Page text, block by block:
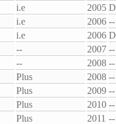
i.e 2005
i.e 2006 --
i.e 2006
-- 2007 --
-- 2008 --
Plus 2008 --
Plus 2009 --
Plus 2010 --
Plus 2011 --